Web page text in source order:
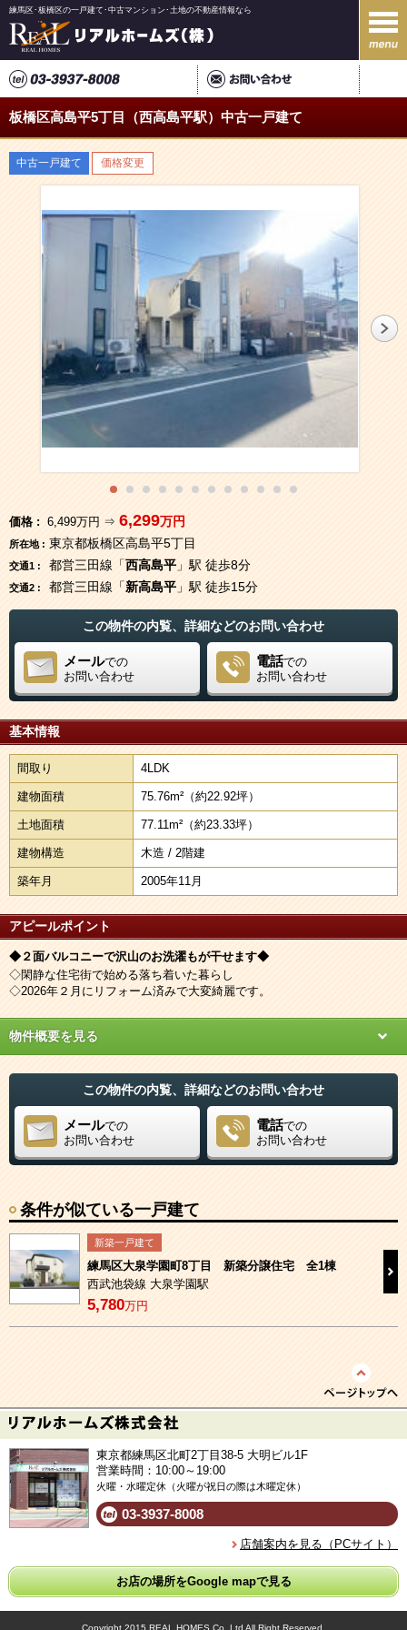
練馬区･板橋区の一戸建て･中古マンション･土地の不動産情報なら
板橋区高島平5丁目（西高島平駅）中古一戸建て
中古一戸建て 価格変更
価格 : 6,499万円 ⇒ 6,299万円
所在地 : 東京都板橋区高島平5丁目
交通1 : 都営三田線「西高島平 」駅 徒歩8分
交通2 : 都営三田線「新高島平 」駅 徒歩15分
この物件の内覧、詳細などのお問い合わせ
メールでの
お問い合わせ
電話での
お問い合わせ
基本情報
間取り 4LDK
建物面積 75.76m² （約22.92坪）
土地面積 77.11m² （約23.33坪）
建物構造 木造 / 2階建
築年月 2005年11月
アピールポイント
◆２面バルコニーで沢山のお洗濯もが干せます◆
◇閑静な住宅街で始める落ち着いた暮らし
◇2026年２月にリフォーム済みで大変綺麗です。
物件概要を見る
この物件の内覧、詳細などのお問い合わせ
メールでの
お問い合わせ
電話での
お問い合わせ
条件が似ている一戸建て
新築一戸建て
練馬区大泉学園町8丁目 新築分譲住宅 全1棟
西武池袋線 大泉学園駅
5,780万円
東京都練馬区北町2丁目38-5 大明ビル1F
営業時間：10:00～19:00
火曜・水曜定休（火曜が祝日の際は木曜定休）
03-3937-8008
店舗案内を見る（PCサイト）
お店の場所をGoogle mapで見る
Copyright 2015 REAL HOMES Co.,Ltd All Right Reserved.